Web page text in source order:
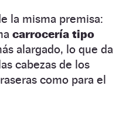
la misma premisa:
carrocería tipo
alargado, lo que da
cabezas de los
como para el